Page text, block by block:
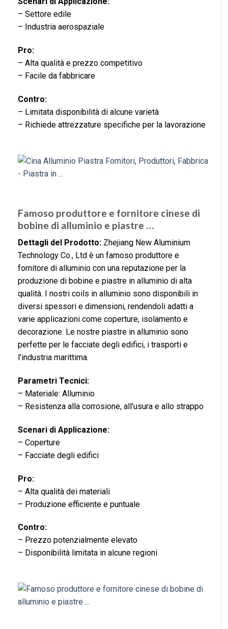
– Settore edile
– Industria aerospaziale
Pro:
– Alta qualità e prezzo competitivo
– Facile da fabbricare
Contro:
– Limitata disponibilità di alcune varietà
– Richiede attrezzature specifiche per la lavorazione
Famoso produttore e fornitore cinese di
bobine di alluminio e piastre …
Dettagli del Prodotto: Zhejiang New Aluminium
Technology Co., Ltd è un famoso produttore e
fornitore di alluminio con una reputazione per la
produzione di bobine e piastre in alluminio di alta
qualità. I nostri coils in alluminio sono disponibili in
diversi spessori e dimensioni, rendendoli adatti a
varie applicazioni come coperture, isolamento e
decorazione. Le nostre piastre in alluminio sono
perfette per le facciate degli edifici, i trasporti e
l’industria marittima.
Parametri Tecnici:
– Materiale: Alluminio
– Resistenza alla corrosione, all’usura e allo strappo
Scenari di Applicazione:
– Coperture
– Facciate degli edifici
Pro:
– Alta qualità dei materiali
– Produzione efficiente e puntuale
Contro:
– Prezzo potenzialmente elevato
– Disponibilità limitata in alcune regioni